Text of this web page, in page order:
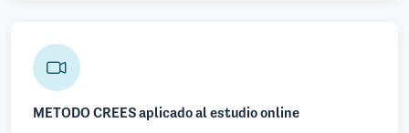
METODO CREES aplicado al estudio online